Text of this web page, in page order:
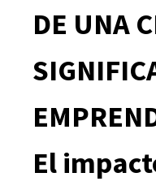
DE UNA
El